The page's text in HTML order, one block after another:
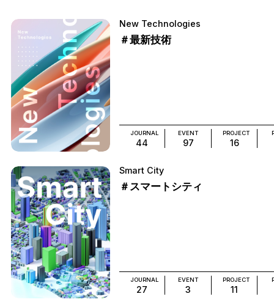
New Technologies
＃最新技術
JOURNAL
44
EVENT
97
PROJECT
16
Smart City
＃スマートシティ
JOURNAL
27
EVENT
3
PROJECT
11